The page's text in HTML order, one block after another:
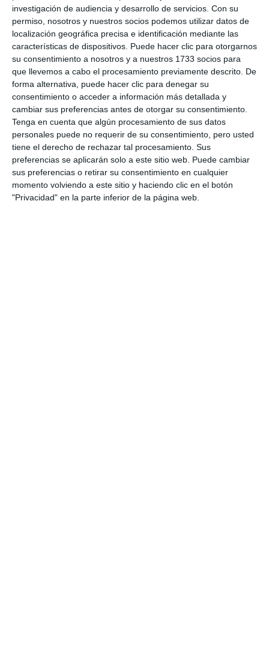
investigación de audiencia y desarrollo de servicios. Con su
permiso, nosotros y nuestros socios podemos utilizar datos de
localización geográfica precisa e identificación mediante las
características de dispositivos. Puede hacer clic para otorgarnos
su consentimiento a nosotros y a nuestros 1733 socios para
que llevemos a cabo el procesamiento previamente descrito. De
forma alternativa, puede hacer clic para denegar su
consentimiento o acceder a información más detallada y
cambiar sus preferencias antes de otorgar su consentimiento.
Tenga en cuenta que algún procesamiento de sus datos
personales puede no requerir de su consentimiento, pero usted
tiene el derecho de rechazar tal procesamiento. Sus
preferencias se aplicarán solo a este sitio web. Puede cambiar
sus preferencias o retirar su consentimiento en cualquier
momento volviendo a este sitio y haciendo clic en el botón
"Privacidad" en la parte inferior de la página web.